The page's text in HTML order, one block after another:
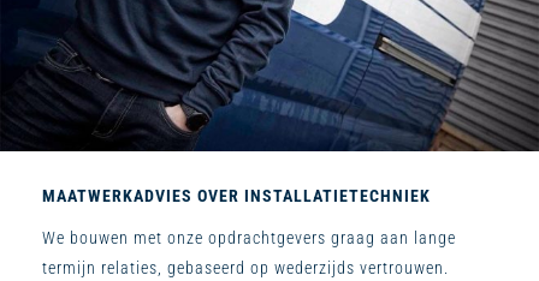
MAATWERKADVIES OVER INSTALLATIETECHNIEK
We bouwen met onze opdrachtgevers graag aan lange
termijn relaties, gebaseerd op wederzijds vertrouwen.